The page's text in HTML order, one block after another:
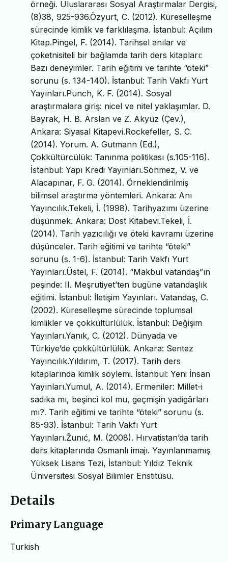
örneği. Uluslararası Sosyal Araştırmalar Dergisi,
(8)38, 925-936.Özyurt, C. (2012). Küreselleşme
sürecinde kimlik ve farklılaşma. İstanbul: Açılım
Kitap.Pingel, F. (2014). Tarihsel anılar ve
çoketnisiteli bir bağlamda tarih ders kitapları:
Bazı deneyimler. Tarih eğitimi ve tarihte “öteki”
sorunu (s. 134-140). İstanbul: Tarih Vakfı Yurt
Yayınları.Punch, K. F. (2014). Sosyal
araştırmalara giriş: nicel ve nitel yaklaşımlar. D.
Bayrak, H. B. Arslan ve Z. Akyüz (Çev.),
Ankara: Siyasal Kitapevi.Rockefeller, S. C.
(2014). Yorum. A. Gutmann (Ed.),
Çokkültürcülük: Tanınma politikası (s.105-116).
İstanbul: Yapı Kredi Yayınları.Sönmez, V. ve
Alacapınar, F. G. (2014). Örneklendirilmiş
bilimsel araştırma yöntemleri. Ankara: Anı
Yayıncılık.Tekeli, İ. (1998). Tarihyazımı üzerine
düşünmek. Ankara: Dost Kitabevi.Tekeli, İ.
(2014). Tarih yazıcılığı ve öteki kavramı üzerine
düşünceler. Tarih eğitimi ve tarihte “öteki”
sorunu (s. 1-6). İstanbul: Tarih Vakfı Yurt
Yayınları.Üstel, F. (2014). “Makbul vatandaş”ın
peşinde: II. Meşrutiyet’ten bugüne vatandaşlık
eğitimi. İstanbul: İletişim Yayınları. Vatandaş, C.
(2002). Küreselleşme sürecinde toplumsal
kimlikler ve çokkültürlülük. İstanbul: Değişim
Yayınları.Yanık, C. (2012). Dünyada ve
Türkiye’de çokkültürlülük. Ankara: Sentez
Yayıncılık.Yıldırım, T. (2017). Tarih ders
kitaplarında kimlik söylemi. İstanbul: Yeni İnsan
Yayınları.Yumul, A. (2014). Ermeniler: Millet-i
sadıka mı, beşinci kol mu, geçmişin yadigârları
mı?. Tarih eğitimi ve tarihte “öteki” sorunu (s.
85-93). İstanbul: Tarih Vakfı Yurt
Yayınları.Žunıć, M. (2008). Hırvatistan’da tarih
ders kitaplarında Osmanlı imajı. Yayınlanmamış
Yüksek Lisans Tezi, İstanbul: Yıldız Teknik
Üniversitesi Sosyal Bilimler Enstitüsü.
Details
Primary Language
Turkish